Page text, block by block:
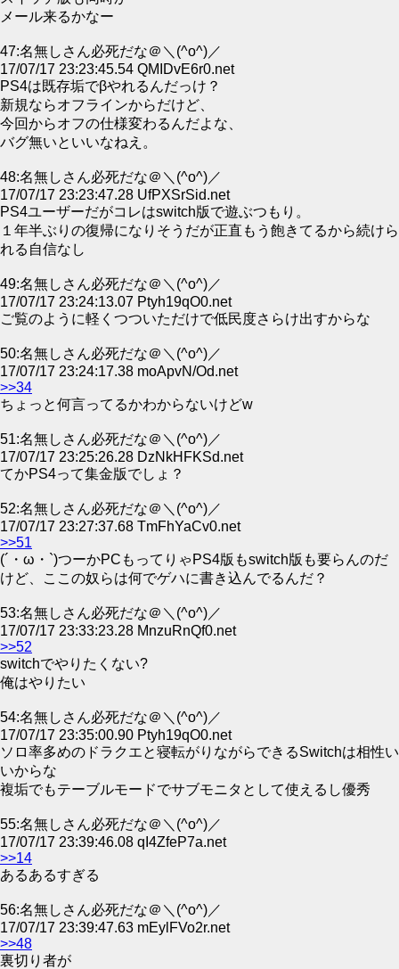
メール来るかなー
47:名無しさん必死だな＠＼(^o^)／
17/07/17 23:23:45.54 QMIDvE6r0.net
PS4は既存垢でβやれるんだっけ？
新規ならオフラインからだけど、
今回からオフの仕様変わるんだよな、
バグ無いといいなねえ。
48:名無しさん必死だな＠＼(^o^)／
17/07/17 23:23:47.28 UfPXSrSid.net
PS4ユーザーだがコレはswitch版で遊ぶつもり。
１年半ぶりの復帰になりそうだが正直もう飽きてるから続けら
れる自信なし
49:名無しさん必死だな＠＼(^o^)／
17/07/17 23:24:13.07 Ptyh19qO0.net
ご覧のように軽くつついただけで低民度さらけ出すからな
50:名無しさん必死だな＠＼(^o^)／
17/07/17 23:24:17.38 moApvN/Od.net
>>34
ちょっと何言ってるかわからないけどw
51:名無しさん必死だな＠＼(^o^)／
17/07/17 23:25:26.28 DzNkHFKSd.net
てかPS4って集金版でしょ？
52:名無しさん必死だな＠＼(^o^)／
17/07/17 23:27:37.68 TmFhYaCv0.net
>>51
(´・ω・`)つーかPCもってりゃPS4版もswitch版も要らんのだ
けど、ここの奴らは何でゲハに書き込んでるんだ？
53:名無しさん必死だな＠＼(^o^)／
17/07/17 23:33:23.28 MnzuRnQf0.net
>>52
switchでやりたくない?
俺はやりたい
54:名無しさん必死だな＠＼(^o^)／
17/07/17 23:35:00.90 Ptyh19qO0.net
ソロ率多めのドラクエと寝転がりながらできるSwitchは相性い
いからな
複垢でもテーブルモードでサブモニタとして使えるし優秀
55:名無しさん必死だな＠＼(^o^)／
17/07/17 23:39:46.08 qI4ZfeP7a.net
>>14
あるあるすぎる
56:名無しさん必死だな＠＼(^o^)／
17/07/17 23:39:47.63 mEylFVo2r.net
>>48
裏切り者が